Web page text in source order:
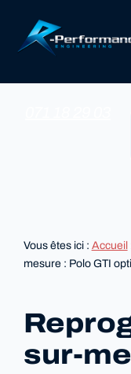
Vous êtes ici : Accueil
mesure : Polo GTI
sur-